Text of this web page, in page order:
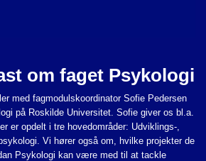
om faget Psykologi
med fagmodulskoordinator Sofie Pedersen
på Roskilde Universitet. Sofie giver os bl.a.
er opdelt i tre hovedområder: Udviklings-,
Vi hører også om, hvilke projekter de
Psykologi kan være med til at tackle